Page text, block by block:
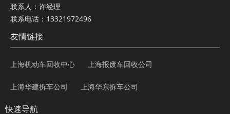
联系人：许经理
联系电话：13321972496
友情链接
上海机动车回收中心 上海报废车回收公司
上海华建拆车公司 上海华东拆车公司
快速导航